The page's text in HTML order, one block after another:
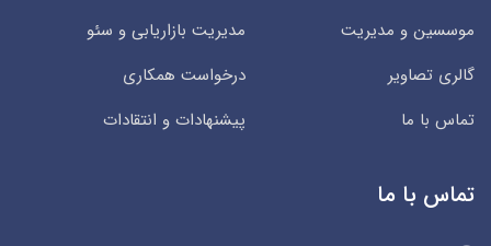
موسسین و مدیریت
مدیریت بازاریابی و سئو
گالری تصاویر
درخواست همکاری
تماس با ما
پیشنهادات و انتقادات
تماس با ما